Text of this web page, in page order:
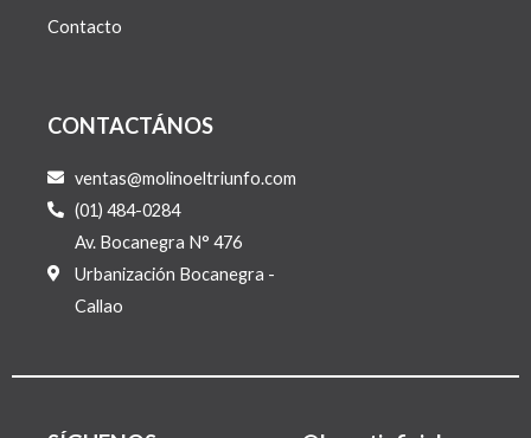
Contacto
CONTACTÁNOS
ventas@molinoeltriunfo.com
(01) 484-0284
Av. Bocanegra N° 476
Urbanización Bocanegra -
Callao